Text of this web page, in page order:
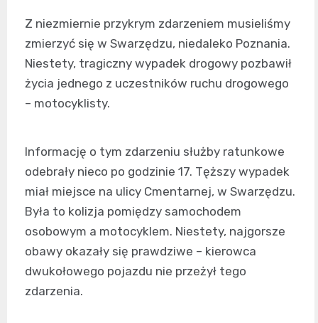
Z niezmiernie przykrym zdarzeniem musieliśmy
zmierzyć się w Swarzędzu, niedaleko Poznania.
Niestety, tragiczny wypadek drogowy pozbawił
życia jednego z uczestników ruchu drogowego
– motocyklisty.
Informację o tym zdarzeniu służby ratunkowe
odebrały nieco po godzinie 17. Tęższy wypadek
miał miejsce na ulicy Cmentarnej, w Swarzędzu.
Była to kolizja pomiędzy samochodem
osobowym a motocyklem. Niestety, najgorsze
obawy okazały się prawdziwe – kierowca
dwukołowego pojazdu nie przeżył tego
zdarzenia.